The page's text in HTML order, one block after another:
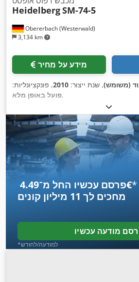
Obererbach (Westerwald)
3,134 km
HeidelbergSM-74-5
מידע על מחיר
(משומש), שנת ייצור: 2010, פונקציונליות:
פועל באופן מלא,
פרסם עכשיו החל מ־‏4.49 ‏€*
מחכים לך 11 מיליון קונים
מודעה עכשיו
*למודעה/לחודש